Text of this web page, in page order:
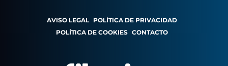
AVISO LEGAL POLÍTICA DE PRIVACIDAD
POLÍTICA DE COOKIES CONTACTO